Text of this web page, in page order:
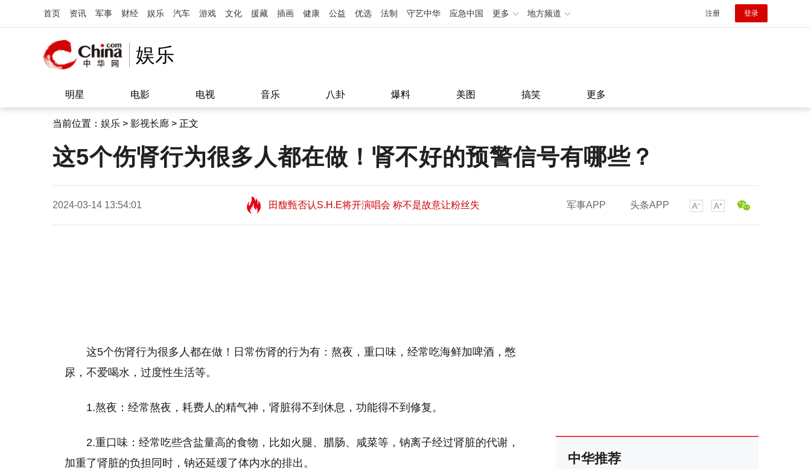
首页 资讯 军事 财经 娱乐 汽车 游戏 文化 援藏 插画 健康 公益 优选 法制 守艺中华 应急中国 更多 地方频道 注册 登录
娱乐
明星 电影 电视 音乐 八卦 爆料 美图 搞笑 更多
当前位置： 娱乐 > 影视长廊 > 正文
这5个伤肾行为很多人都在做！肾不好的预警信号有哪些？
2024-03-14 13:54:01
田馥甄否认S.H.E将开演唱会 称不是故意让粉丝失
望11:08
田馥甄否认S.H.E将开演唱会 称不是故意让粉丝失
军事APP 头条APP
这5个伤肾行为很多人都在做！日常伤肾的行为有：熬夜，重口味，经常吃海鲜加啤酒，憋
尿，不爱喝水，过度性生活等。
1.熬夜：经常熬夜，耗费人的精气神，肾脏得不到休息，功能得不到修复。
2.重口味：经常吃些含盐量高的食物，比如火腿、腊肠、咸菜等，钠离子经过肾脏的代谢，
加重了肾脏的负担同时，钠还延缓了体内水的排出。
中华推荐